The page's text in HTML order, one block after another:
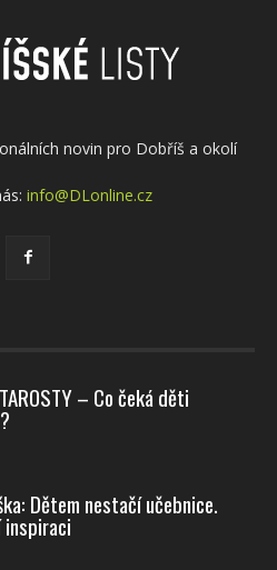
novin pro Dobříš a okolí
info@DLonline.cz
– Co čeká děti
Dětem nestačí učebnice.